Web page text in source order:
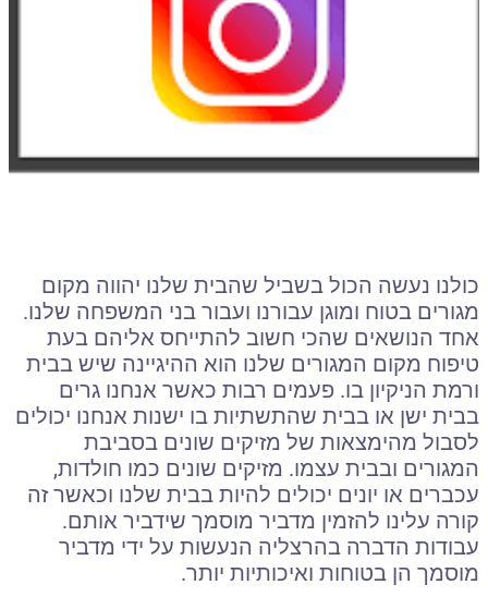
כולנו נעשה הכול בשביל שהבית שלנו יהווה מקום
מגורים בטוח ומוגן עבורנו ועבור בני המשפחה שלנו.
אחד הנושאים שהכי חשוב להתייחס אליהם בעת
טיפוח מקום המגורים שלנו הוא ההיגיינה שיש בבית
ורמת הניקיון בו. פעמים רבות כאשר אנחנו גרים
בבית ישן או בבית שהתשתיות בו ישנות אנחנו יכולים
לסבול מהימצאות של מזיקים שונים בסביבת
המגורים ובבית עצמו. מזיקים שונים כמו חולדות,
עכברים או יונים יכולים להיות בבית שלנו וכאשר זה
קורה עלינו להזמין מדביר מוסמך שידביר אותם.
עבודות הדברה בהרצליה הנעשות על ידי מדביר
מוסמך הן בטוחות ואיכותיות יותר.